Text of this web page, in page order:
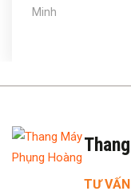
Minh
TƯ